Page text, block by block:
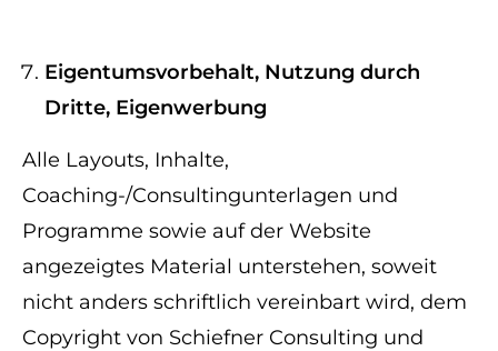
Eigentumsvorbehalt, Nutzung durch
Dritte, Eigenwerbung
Alle Layouts, Inhalte,
Coaching-/Consultingunterlagen und
Programme sowie auf der Website
angezeigtes Material unterstehen, soweit
nicht anders schriftlich vereinbart wird, dem
Copyright von Schiefner Consulting und